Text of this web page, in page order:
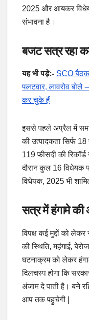
2025 और आयकर
संभावना है।
बजट सत्र रहा
यह भी पड़े:- SCO
पलटवार, लावरोव बोले
कर चुके हैं
इससे पहले अप्रैल में
की उत्पादकता सिर्फ
119 फीसदी की
दौरान कुल 16 विधेयक
विधेयक, 2025 भी
सत्र में हंगामे
विपक्ष कई मुद्दों को
की स्थिति, महंगाई,
घटनाक्रम को लेकर
दिलचस्प होगा कि
अंजाम दे पाती है। बने
आप तक पहुचेगी |